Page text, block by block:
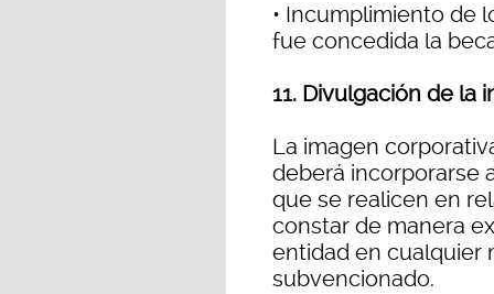
• Incumplimiento de
fue concedida la
11. Divulgación de la
La imagen
deberá incorporarse
que se realicen en
constar de manera
entidad en cualquier
subvencionado.